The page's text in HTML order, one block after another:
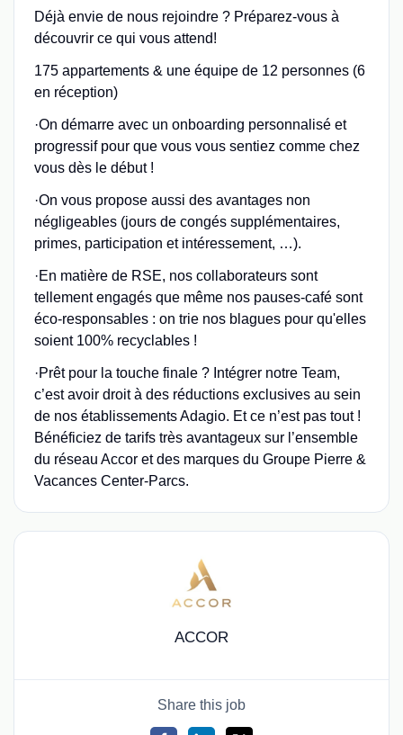
Déjà envie de nous rejoindre ? Préparez-vous à
découvrir ce qui vous attend!
175 appartements & une équipe de 12 personnes (6
en réception)
·On démarre avec un onboarding personnalisé et
progressif pour que vous vous sentiez comme chez
vous dès le début !
·On vous propose aussi des avantages non
négligeables (jours de congés supplémentaires,
primes, participation et intéressement, …).
·En matière de RSE, nos collaborateurs sont
tellement engagés que même nos pauses-café sont
éco-responsables : on trie nos blagues pour qu'elles
soient 100% recyclables !
·Prêt pour la touche finale ? Intégrer notre Team,
c’est avoir droit à des réductions exclusives au sein
de nos établissements Adagio. Et ce n’est pas tout !
Bénéficiez de tarifs très avantageux sur l’ensemble
du réseau Accor et des marques du Groupe Pierre &
Vacances Center-Parcs.
ACCOR
Share this job